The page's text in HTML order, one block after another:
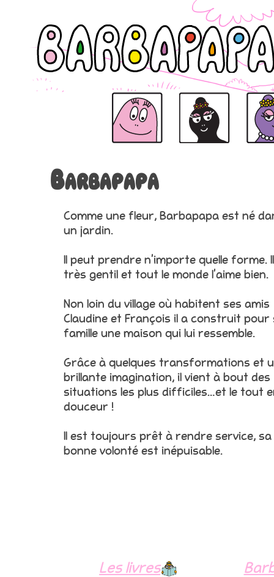
Barbapapa Barbamama
Barbapapa
Comme une fleur, Barbapapa est né
un jardin.
Il peut prendre n’importe quelle forme.
très gentil et tout le monde l’aime bien.
Non loin du village où habitent ses amis
Claudine et François il a construit pour
famille une maison qui lui ressemble.
Grâce à quelques transformations et
brillante imagination, il vient à bout des
situations les plus difficiles…et le tout
douceur !
Il est toujours prêt à rendre service, sa
bonne volonté est inépuisable.
Les livres